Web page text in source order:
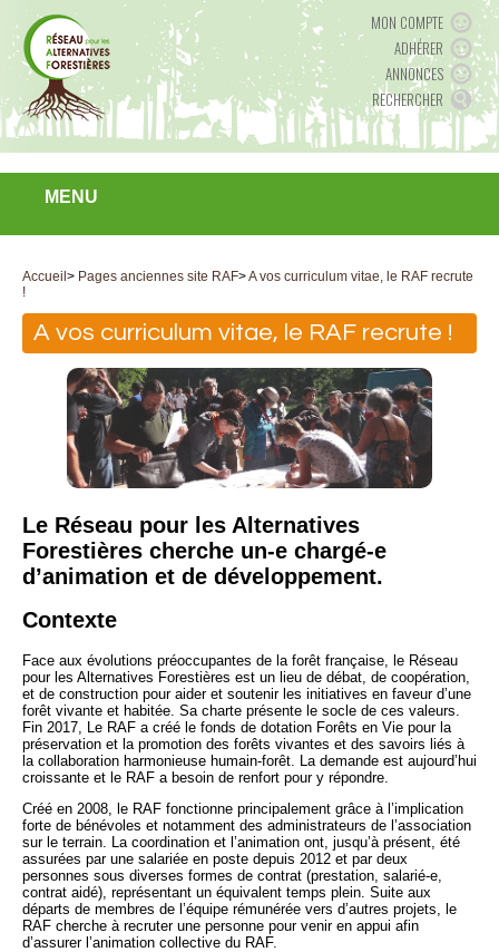
MON COMPTE
ADHÉRER
ANNONCES
RECHERCHER
MENU
Accueil > Pages anciennes site RAF>A vos curriculum vitae, le RAF recrute
!
A vos curriculum vitae, le RAF recrute !
Le Réseau pour les Alternatives
Forestières cherche un-e chargé-e
d’animation et de développement.
Contexte
Face aux évolutions préoccupantes de la forêt française, le Réseau
pour les Alternatives Forestières est un lieu de débat, de coopération,
et de construction pour aider et soutenir les initiatives en faveur d’une
forêt vivante et habitée. Sa charte présente le socle de ces valeurs.
Fin 2017, Le RAF a créé le fonds de dotation Forêts en Vie pour la
préservation et la promotion des forêts vivantes et des savoirs liés à
la collaboration harmonieuse humain-forêt. La demande est aujourd’hui
croissante et le RAF a besoin de renfort pour y répondre.
Créé en 2008, le RAF fonctionne principalement grâce à l’implication
forte de bénévoles et notamment des administrateurs de l’association
sur le terrain. La coordination et l’animation ont, jusqu’à présent, été
assurées par une salariée en poste depuis 2012 et par deux
personnes sous diverses formes de contrat (prestation, salarié-e,
contrat aidé), représentant un équivalent temps plein. Suite aux
départs de membres de l’équipe rémunérée vers d’autres projets, le
RAF cherche à recruter une personne pour venir en appui afin
d’assurer l’animation collective du RAF.